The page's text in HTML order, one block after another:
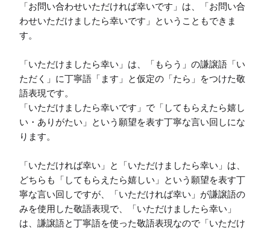
「お問い合わせいただければ幸いです」は、「お問い合
わせいただけましたら幸いです」ということもできま
す。
「いただけましたら幸い」は、「もらう」の謙譲語「い
ただく」に丁寧語「ます」と仮定の「たら」をつけた敬
語表現です。
「いただけましたら幸いです」で「してもらえたら嬉し
い・ありがたい」という願望を表す丁寧な言い回しにな
ります。
「いただければ幸い」と「いただけましたら幸い」は、
どちらも「してもらえたら嬉しい」という願望を表す丁
寧な言い回しですが、「いただければ幸い」が謙譲語の
みを使用した敬語表現で、「いただけましたら幸い」
は、謙譲語と丁寧語を使った敬語表現なので「いただけ